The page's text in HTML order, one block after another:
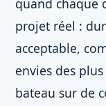
quand chaque
projet réel :
acceptable,
envies des
bateau sur de